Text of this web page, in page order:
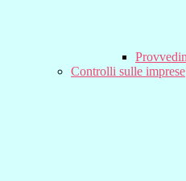
Controlli sulle imprese